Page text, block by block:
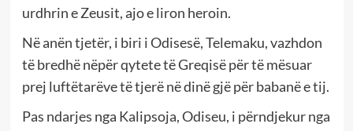
urdhrin e Zeusit, ajo e liron heroin.
Në anën tjetër, i biri i Odisesë, Telemaku, vazhdon
të bredhë nëpër qytete të Greqisë për të mësuar
prej luftëtarëve të tjerë në dinë gjë për babanë e tij.
Pas ndarjes nga Kalipsoja, Odiseu, i përndjekur nga